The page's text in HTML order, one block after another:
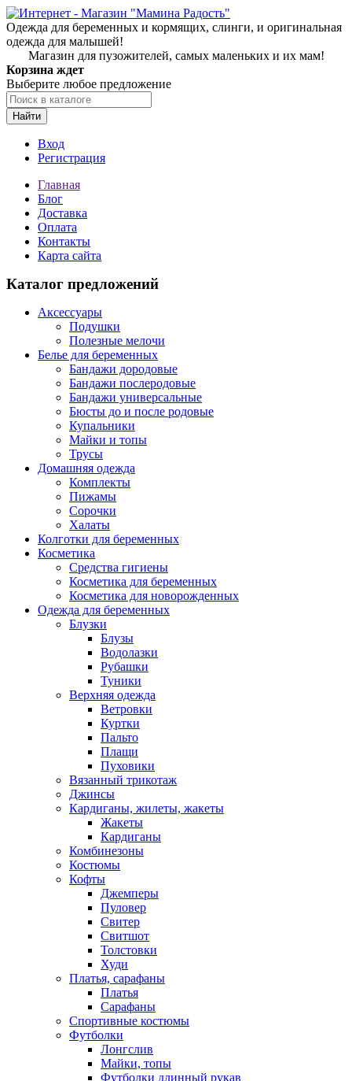
Одежда для беременных и кормящих, слинги, и оригинальная
одежда для малышей!
Магазин для пузожителей, самых маленьких и их мам!
Корзина ждет
Выберите любое предложение
Найти
Вход
Регистрация
Главная
Блог
Доставка
Оплата
Контакты
Карта сайта
Каталог предложений
Аксессуары
Подушки
Полезные мелочи
Белье для беременных
Бандажи дородовые
Бандажи послеродовые
Бандажи универсальные
Бюсты до и после родовые
Купальники
Майки и топы
Трусы
Домашняя одежда
Комплекты
Пижамы
Сорочки
Халаты
Колготки для беременных
Косметика
Cредства гигиены
Косметика для беременных
Косметика для новорожденных
Одежда для беременных
Блузки
Блузы
Водолазки
Рубашки
Туники
Верхняя одежда
Ветровки
Куртки
Пальто
Плащи
Пуховики
Вязанный трикотаж
Джинсы
Кардиганы, жилеты, жакеты
Жакеты
Кардиганы
Комбинезоны
Костюмы
Кофты
Джемперы
Пуловер
Свитер
Свитшот
Толстовки
Худи
Платья, сарафаны
Платья
Сарафаны
Спортивные костюмы
Футболки
Лонгслив
Майки, топы
Футболки длинный рукав